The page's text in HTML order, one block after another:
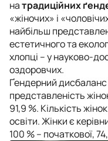
натрадиційних
«жіночих» і
найбільш
естетичного та
хлопці – у науково-
оздоровчих.
Ґендерний дисбаланс
представленість
91,9 %. Кількість
освіти. Жінки є
100 % – початкової,